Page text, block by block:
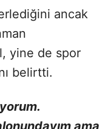
ancak
yine de spor
belirtti.
ama